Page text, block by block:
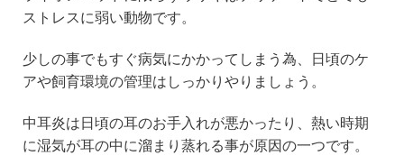
ストレスに弱い動物です。
少しの事でもすぐ病気にかかってしまう為、日頃のケ
アや飼育環境の管理はしっかりやりましょう。
中耳炎は日頃の耳のお手入れが悪かったり、熱い時期
に湿気が耳の中に溜まり蒸れる事が原因の一つです。